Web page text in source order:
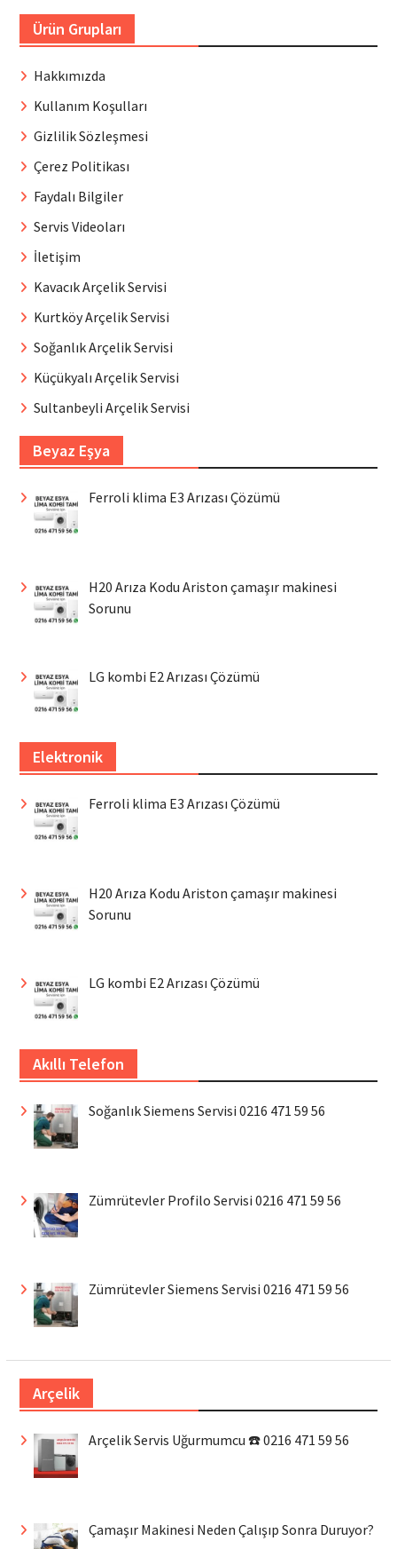
Ürün Grupları
Hakkımızda
Kullanım Koşulları
Gizlilik Sözleşmesi
Çerez Politikası
Faydalı Bilgiler
Servis Videoları
İletişim
Kavacık Arçelik Servisi
Kurtköy Arçelik Servisi
Soğanlık Arçelik Servisi
Küçükyalı Arçelik Servisi
Sultanbeyli Arçelik Servisi
Beyaz Eşya
Ferroli klima E3 Arızası Çözümü
H20 Arıza Kodu Ariston çamaşır makinesi
Sorunu
LG kombi E2 Arızası Çözümü
Elektronik
Ferroli klima E3 Arızası Çözümü
H20 Arıza Kodu Ariston çamaşır makinesi
Sorunu
LG kombi E2 Arızası Çözümü
Akıllı Telefon
Soğanlık Siemens Servisi 0216 471 59 56
Zümrütevler Profilo Servisi 0216 471 59 56
Zümrütevler Siemens Servisi 0216 471 59 56
Arçelik
Arçelik Servis Uğurmumcu ☎️ 0216 471 59 56
Çamaşır Makinesi Neden Çalışıp Sonra Duruyor?